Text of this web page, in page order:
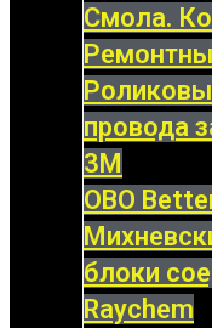
Смола.
провода
3M
OBO
блоки
Raychem